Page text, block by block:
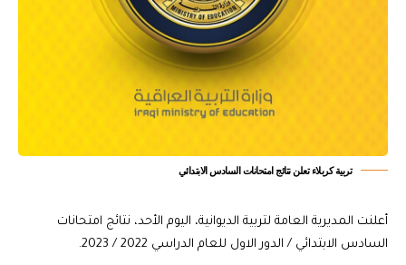
تربية كربلاء تعلن نتائج امتحانات السادس الابتدائي
أعلنت المديرية العامة لتربية الديوانية، اليوم الأحد، نتائج امتحانات
السادس الابتدائي / الدور الاول للعام الدراسي 2022 / 2023.